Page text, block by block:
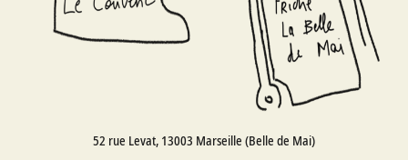
52 rue Levat, 13003 Marseille (Belle de Mai)